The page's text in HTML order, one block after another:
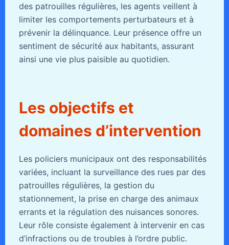
des patrouilles régulières, les agents veillent à
limiter les comportements perturbateurs et à
prévenir la délinquance. Leur présence offre un
sentiment de sécurité aux habitants, assurant
ainsi une vie plus paisible au quotidien.
Les objectifs et
domaines d’intervention
Les policiers municipaux ont des responsabilités
variées, incluant la surveillance des rues par des
patrouilles régulières, la gestion du
stationnement, la prise en charge des animaux
errants et la régulation des nuisances sonores.
Leur rôle consiste également à intervenir en cas
d’infractions ou de troubles à l’ordre public.